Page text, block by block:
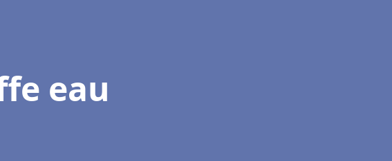
eau